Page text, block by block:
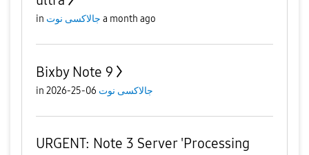
in جالاكسى نوت a month ago
Bixby Note 9
in جالاكسى نوت 06-25-2026
URGENT: Note 3 Server 'Processing